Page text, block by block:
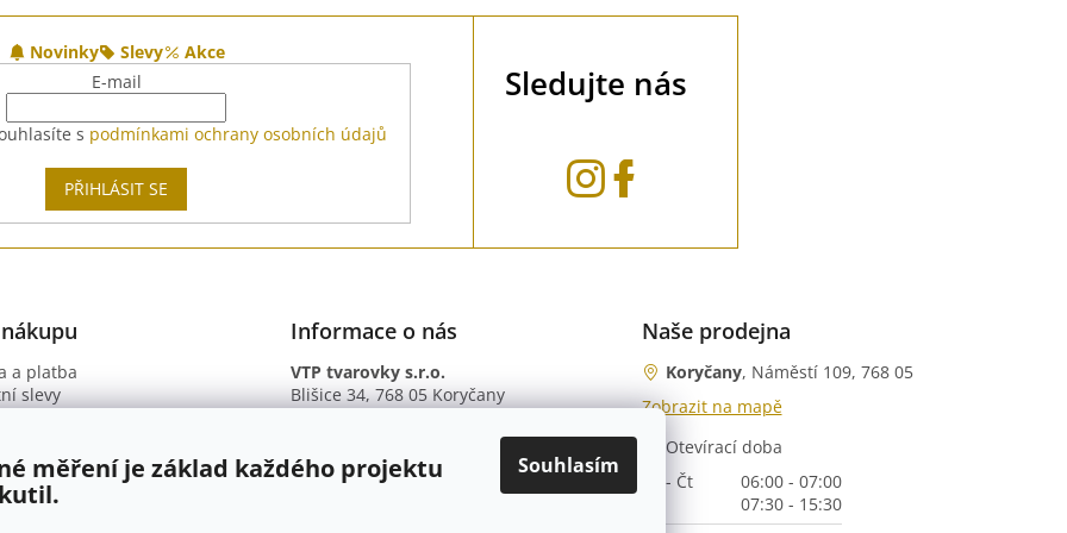
měření je základ každého projektu
Souhlasím
Novinky Slevy
Akce
E-mail
s podmínkami ochrany osobních údajů
PŘIHLÁSIT SE
Sledujte nás
a platba
slevy
ochrany osobních údajů
Informace o nás
VTP tvarovky s.r.o.
Blišice 34, 768 05 Koryčany
B. ú.: 2301934375/2010 (Fio banka)
Naše prodejna
Koryčany, Náměstí 109, 768 05
Zobrazit na mapě
Otevírací doba
Po - Čt
06:00 - 07:00
07:30 - 15:30